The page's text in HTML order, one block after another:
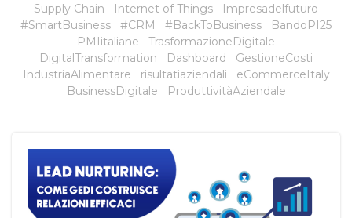
Supply Chain
Internet of Things
Impresadelfuturo
#SmartBusiness
#CRM #BackToBusiness
BandoPI25
PMIitaliane
TrasformazioneDigitale
DigitalTransformation
Dashboard
GestioneCosti
IndustriaAlimentare
risultatiaziendali
eCommerceItaly
BusinessDigitale
ProduttivitàAziendale